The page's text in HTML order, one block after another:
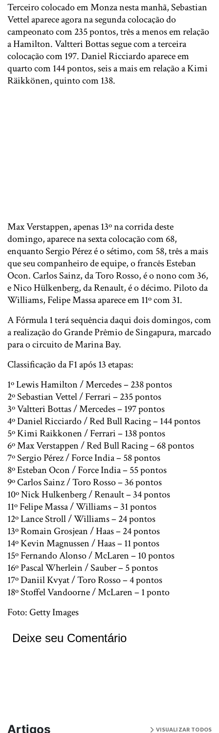
Terceiro colocado em Monza nesta manhã, Sebastian
Vettel aparece agora na segunda colocação do
campeonato com 235 pontos, três a menos em relação
a Hamilton. Valtteri Bottas segue com a terceira
colocação com 197. Daniel Ricciardo aparece em
quarto com 144 pontos, seis a mais em relação a Kimi
Räikkönen, quinto com 138.
Max Verstappen, apenas 13º na corrida deste
domingo, aparece na sexta colocação com 68,
enquanto Sergio Pérez é o sétimo, com 58, três a mais
que seu companheiro de equipe, o francês Esteban
Ocon. Carlos Sainz, da Toro Rosso, é o nono com 36,
e Nico Hülkenberg, da Renault, é o décimo. Piloto da
Williams, Felipe Massa aparece em 11º com 31.
A Fórmula 1 terá sequência daqui dois domingos, com
a realização do Grande Prêmio de Singapura, marcado
para o circuito de Marina Bay.
Classificação da F1 após 13 etapas:
1º Lewis Hamilton / Mercedes – 238 pontos
2º Sebastian Vettel / Ferrari – 235 pontos
3º Valtteri Bottas / Mercedes – 197 pontos
4º Daniel Ricciardo / Red Bull Racing – 144 pontos
5º Kimi Raikkonen / Ferrari – 138 pontos
6º Max Verstappen / Red Bull Racing – 68 pontos
7º Sergio Pérez / Force India – 58 pontos
8º Esteban Ocon / Force India – 55 pontos
9º Carlos Sainz / Toro Rosso – 36 pontos
10º Nick Hulkenberg / Renault – 34 pontos
11º Felipe Massa / Williams – 31 pontos
12º Lance Stroll / Williams – 24 pontos
13º Romain Grosjean / Haas – 24 pontos
14º Kevin Magnussen / Haas – 11 pontos
15º Fernando Alonso / McLaren – 10 pontos
16º Pascal Wherlein / Sauber – 5 pontos
17º Daniil Kvyat / Toro Rosso – 4 pontos
18º Stoffel Vandoorne / McLaren – 1 ponto
Foto: Getty Images
Deixe seu Comentário
Artigos VISUALIZAR TODOS